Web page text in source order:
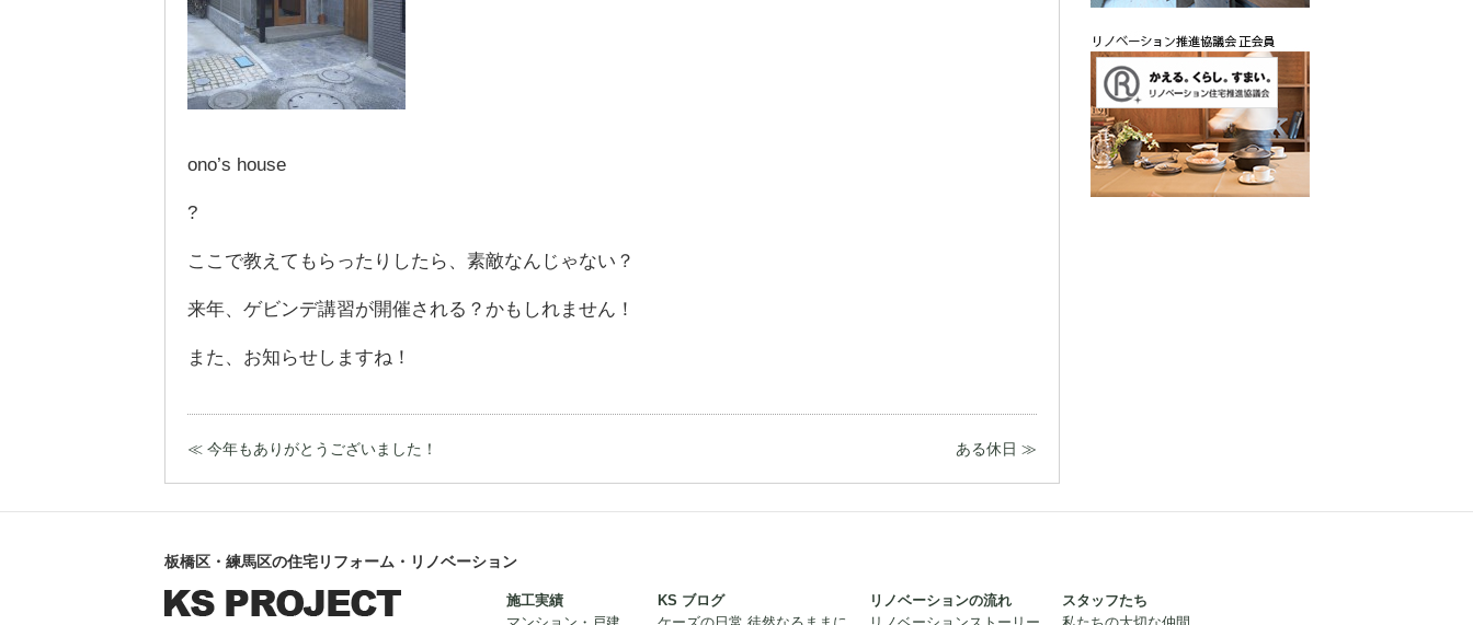
ono’s house
?
ここで教えてもらったりしたら、素敵なんじゃない？
来年、ゲビンデ講習が開催される？かもしれません！
また、お知らせしますね！
ある休日 ≫
≪ 今年もありがとうございました！
板橋区・練馬区の住宅リフォーム・リノベーション
施工実績
KS ブログ
リノベーションの流れ
スタッフたち